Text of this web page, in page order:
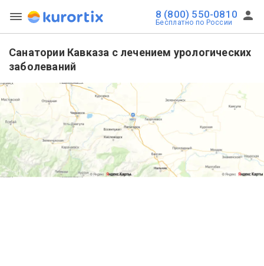
8 (800) 550-0810
Бесплатно по России
Санатории Кавказа с лечением урологических
заболеваний